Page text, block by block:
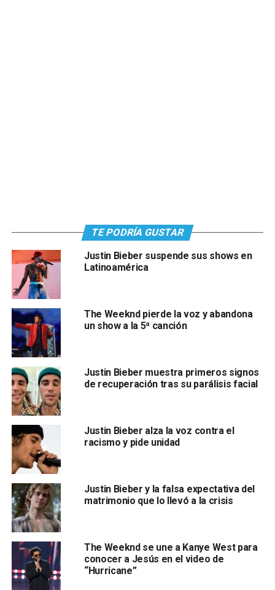
TE PODRÍA GUSTAR
Justin Bieber suspende sus shows en
Latinoamérica
The Weeknd pierde la voz y abandona
un show a la 5ª canción
Justin Bieber muestra primeros signos
de recuperación tras su parálisis facial
Justin Bieber alza la voz contra el
racismo y pide unidad
Justin Bieber y la falsa expectativa del
matrimonio que lo llevó a la crisis
The Weeknd se une a Kanye West para
conocer a Jesús en el video de
“Hurricane”